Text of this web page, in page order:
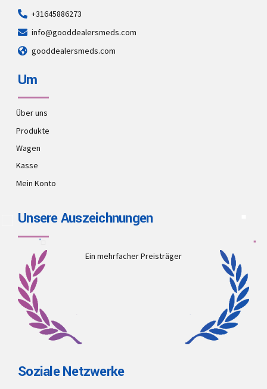
+31645886273
info@gooddealersmeds.com
gooddealersmeds.com
Um
Über uns
Produkte
Wagen
Kasse
Mein Konto
Unsere Auszeichnungen
Ein mehrfacher Preisträger
Soziale Netzwerke